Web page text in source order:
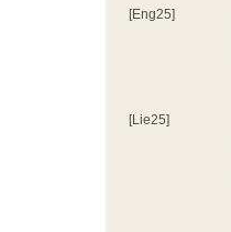
[Eng25]
[Lie25]